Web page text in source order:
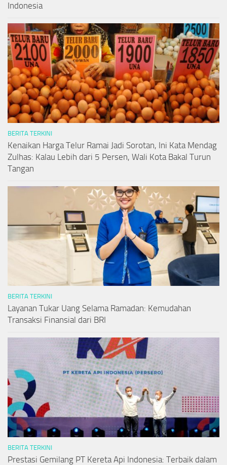
Indonesia
BERITA TERKINI
Kenaikan Harga Telur Ramai Jadi Sorotan, Ini Kata Mendag
Zulhas: Kalau Lebih dari 5 Persen, Wali Kota Bakal Turun
Tangan
BERITA TERKINI
Layanan Tukar Uang Selama Ramadan: Kemudahan
Transaksi Finansial dari BRI
BERITA TERKINI
Prestasi Gemilang PT Kereta Api Indonesia: Terbaik dalam